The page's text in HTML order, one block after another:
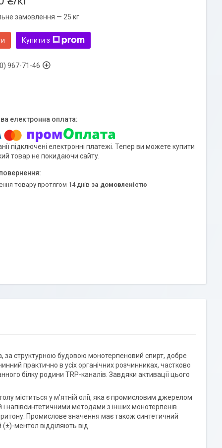
замовлення — 25 кг
Купити з
967-71-46
підключені електронні платежі. Тепер ви можете купити
товар не покидаючи сайту.
товару протягом 14 днів за домовленістю
за структурною будовою монотерпеновий спирт, добре
практично в усіх органічних розчинниках, частково
білку родини TRP-каналів. Завдяки активації цього
міститься у м'ятній олії, яка є промисловим джерелом
методами з інших монотерпенів.
Промислове значення має також синтетичний
(±)-ментол відділяють від